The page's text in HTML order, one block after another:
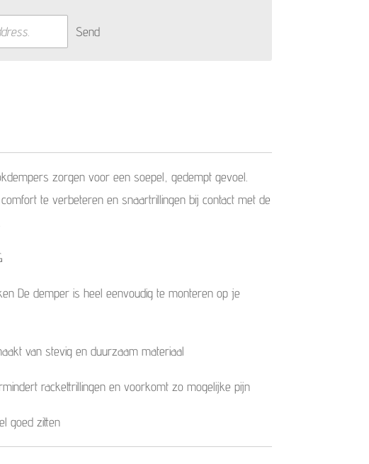
Send
zorgen voor een soepel, gedempt gevoel.
te verbeteren en snaartrillingen bij contact met de
De demper is heel eenvoudig te monteren op je
van stevig en duurzaam materiaal
rackettrillingen en voorkomt zo mogelijke pijn
goed zitten